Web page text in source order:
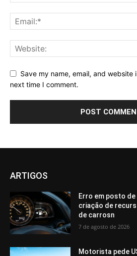
Save my name, email, and website
next time I comment.
ARTIGOS
Erro em posto
criação de
de carrosn
7 de agosto de 2026
Motorista pede